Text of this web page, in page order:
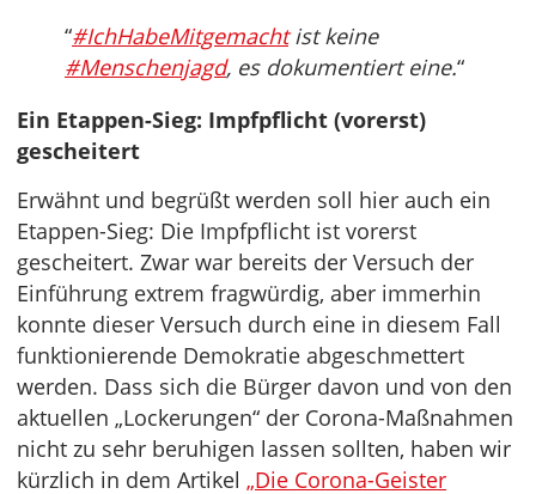
“#IchHabeMitgemachtist keine
#Menschenjagd, es dokumentiert eine.“
Ein Etappen-Sieg: Impfpflicht (vorerst)
gescheitert
Erwähnt und begrüßt werden soll hier auch ein
Etappen-Sieg: Die Impfpflicht ist vorerst
gescheitert. Zwar war bereits der Versuch der
Einführung extrem fragwürdig, aber immerhin
konnte dieser Versuch durch eine in diesem Fall
funktionierende Demokratie abgeschmettert
werden. Dass sich die Bürger davon und von den
aktuellen „Lockerungen“ der Corona-Maßnahmen
nicht zu sehr beruhigen lassen sollten, haben wir
kürzlich in dem Artikel „Die Corona-Geister